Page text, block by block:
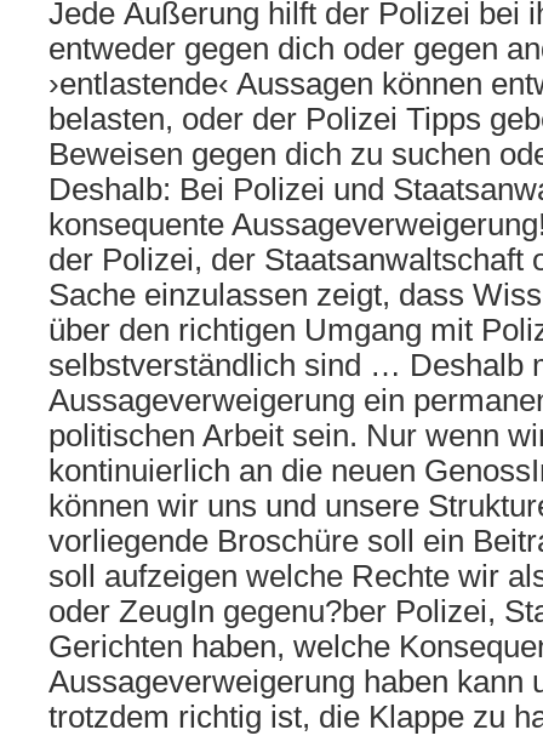
Jede Äußerung hilft der Polizei bei
entweder gegen dich oder gegen
›entlastende‹ Aussagen können
belasten, oder der Polizei Tipps
Beweisen gegen dich zu suchen
Deshalb: Bei Polizei und
konsequente
der Polizei, der Staatsanwaltschaft
Sache einzulassen zeigt, dass
über den richtigen Umgang mit
selbstverständlich sind … Deshalb
Aussageverweigerung ein
politischen Arbeit sein. Nur wenn
kontinuierlich an die neuen
können wir uns und unsere
vorliegende Broschüre soll ein
soll aufzeigen welche Rechte wir
oder ZeugIn gegenu?ber Polizei,
Gerichten haben, welche
Aussageverweigerung haben kann
trotzdem richtig ist, die Klappe zu